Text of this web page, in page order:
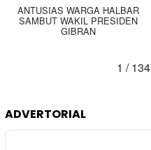
ANTUSIAS WARGA HALBAR
SAMBUT WAKIL PRESIDEN
GIBRAN
1 / 134
ADVERTORIAL